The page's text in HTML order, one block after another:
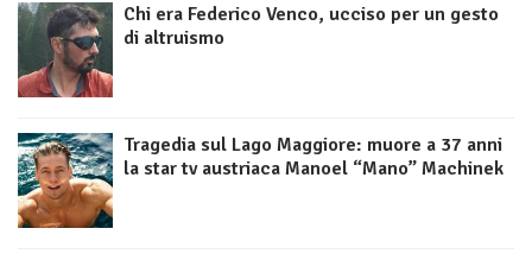
Chi era Federico Venco, ucciso per un gesto
di altruismo
Tragedia sul Lago Maggiore: muore a 37 anni
la star tv austriaca Manoel “Mano” Machinek